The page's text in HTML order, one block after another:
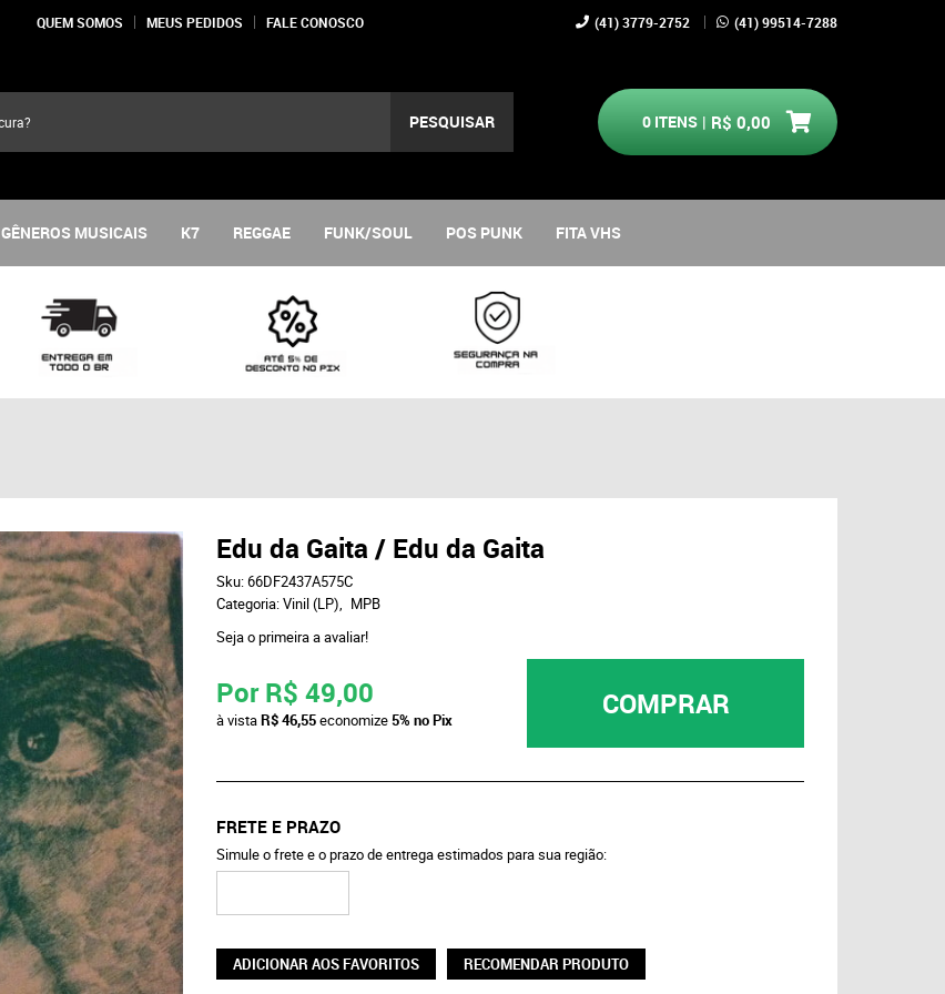
QUEM SOMOS MEUS PEDIDOS FALE CONOSCO (41)3779-2752 (41)99514-7288
PESQUISAR ITENS
0 R$ 0,00
GÊNEROS MUSICAIS K7 REGGAE FUNK/SOUL POS PUNK FITA VHS
Edu da Gaita / Edu da Gaita
Sku:66DF2437A575C
Categoria:Vinil (LP)
MPB
Seja o primeira a avaliar!
Por R$ 49,00
à vistaR$ 46,55economize5% no Pix COMPRAR
FRETE E PRAZO
Simule o frete e o prazo de entrega estimados para sua região:
ADICIONAR AOS FAVORITOS RECOMENDAR PRODUTO